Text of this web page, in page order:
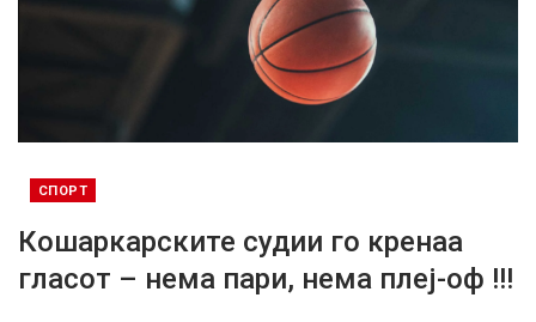
СПОРТ
Кошаркарските судии го кренаа
гласот – нема пари, нема плеј-оф !!!